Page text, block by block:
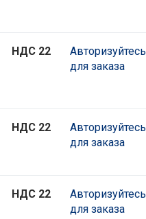
НДС 22
Авторизуйтесь
для заказа
НДС 22
Авторизуйтесь
для заказа
НДС 22
Авторизуйтесь
для заказа